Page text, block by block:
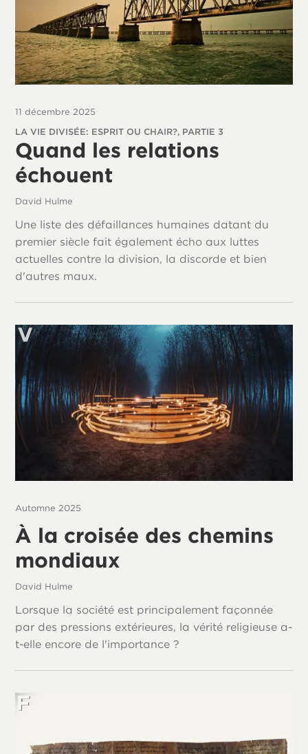
11 décembre 2025
LA VIE DIVISÉE: ESPRIT OU CHAIR?, PARTIE 3
Quand les relations
échouent
David Hulme
Une liste des défaillances humaines datant du
premier siècle fait également écho aux luttes
actuelles contre la division, la discorde et bien
d'autres maux.
Automne 2025
À la croisée des chemins
mondiaux
David Hulme
Lorsque la société est principalement façonnée
par des pressions extérieures, la vérité religieuse a-
t-elle encore de l'importance ?